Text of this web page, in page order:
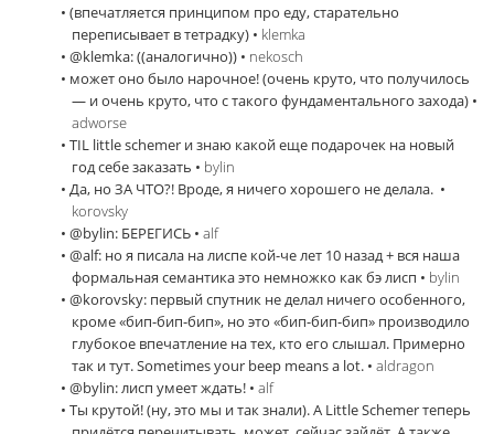
• (впечатляется принципом про еду, старательно
переписывает в тетрадку) • klemka
• @klemka: ((аналогично)) • nekosch
• может оно было нарочное! (очень круто, что получилось
— и очень круто, что с такого фундаментального захода) •
adworse
• TIL little schemer и знаю какой еще подарочек на новый
год себе заказать • bylin
• Да, но ЗА ЧТО?! Вроде, я ничего хорошего не делала. ‎ •
korovsky
• @bylin: БЕРЕГИСЬ • alf
• @alf: но я писала на лиспе кой-че лет 10 назад + вся наша
формальная семантика это немножко как бэ лисп • bylin
• @korovsky: первый спутник не делал ничего особенного,
кроме «бип-бип-бип», но это «бип-бип-бип» производило
глубокое впечатление на тех, кто его слышал. Примерно
так и тут. Sometimes your beep means a lot. • aldragon
• @bylin: лисп умеет ждать! • alf
• Ты крутой! (ну, это мы и так знали). А Little Schemer теперь